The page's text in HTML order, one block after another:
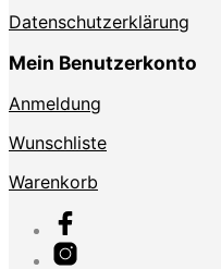
Datenschutzerklärung
Mein Benutzerkonto
Anmeldung
Wunschliste
Warenkorb